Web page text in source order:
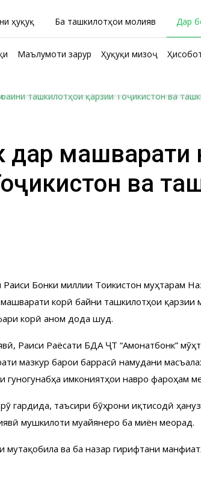
ҳуқуқӣ Ба ташкилотҳои молиявӣ Дар
Маълумоти зарурӣ Ҳуқуқи мизоҷ
ташкилотҳои қарзии Тоҷикистон ва
машварати
ва
Бонки миллии Тоҷикистон муҳтарам
корӣ байни ташкилотҳои
корӣ анҷом дода шуд.
Раиси Раёсати БДА ҶТ “Амонатбонк”
мазкур барои баррасӣ намудани
имкониятҳои навро фароҳам
гардида, таъсири бӯҳрони иқтисодӣ
мушкилоти муайянеро ба миён меорад.
ва ба назар гирифтани